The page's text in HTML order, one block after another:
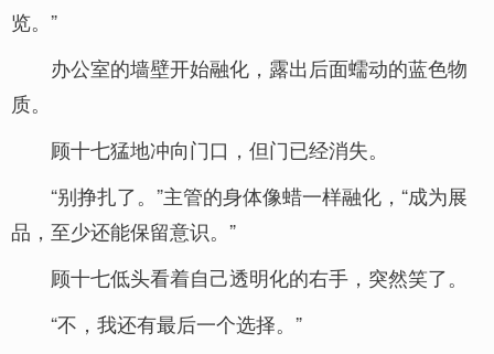
览。”
办公室的墙壁开始融化，露出后面蠕动的蓝色物
质。
顾十七猛地冲向门口，但门已经消失。
“别挣扎了。”主管的身体像蜡一样融化，“成为展
品，至少还能保留意识。”
顾十七低头看着自己透明化的右手，突然笑了。
“不，我还有最后一个选择。”